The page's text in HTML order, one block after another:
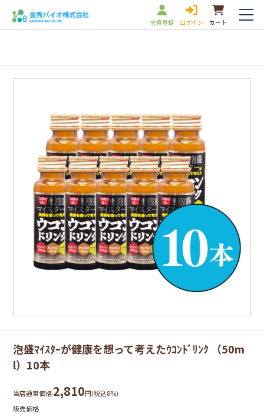
会員登録 ログイン カート
泡盛ﾏｲｽﾀｰが健康を想って考えたｳｺﾝﾄﾞﾘﾝｸ （50m
l）10本
当店通常価格2,810円(税込8%)
販売価格